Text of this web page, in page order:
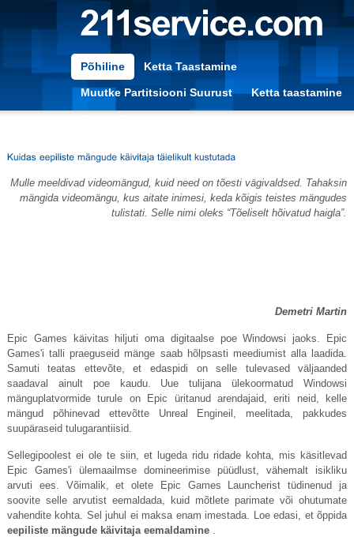
Põhiline Ketta Taastamine
Muutke Partitsiooni Suurust Ketta taastamine
Mulle meeldivad videomängud, kuid need on tõesti vägivaldsed. Tahaksin
mängida videomängu, kus aitate inimesi, keda kõigis teistes mängudes
tulistati. Selle nimi oleks “Tõeliselt hõivatud haigla”.
Demetri Martin
Epic Games käivitas hiljuti oma digitaalse poe Windowsi jaoks. Epic
Games'i talli praeguseid mänge saab hõlpsasti meediumist alla laadida.
Samuti teatas ettevõte, et edaspidi on selle tulevased väljaanded
saadaval ainult poe kaudu. Uue tulijana ülekoormatud Windowsi
mänguplatvormide turule on Epic üritanud arendajaid, eriti neid, kelle
mängud põhinevad ettevõtte Unreal Engineil, meelitada, pakkudes
suupäraseid tulugarantiisid.
Sellegipoolest ei ole te siin, et lugeda ridu ridade kohta, mis käsitlevad
Epic Games'i ülemaailmse domineerimise püüdlust, vähemalt isikliku
arvuti ees. Võimalik, et olete Epic Games Launcherist tüdinenud ja
soovite selle arvutist eemaldada, kuid mõtlete parimate või ohutumate
vahendite kohta. Sel juhul ei maksa enam imestada. Loe edasi, et õppida
eepiliste mängude käivitaja eemaldamine.